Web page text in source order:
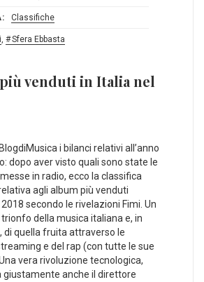
Classifiche
, Sfera Ebbasta
venduti in Italia nel
i bilanci relativi all’anno
dopo aver visto quali sono state le
in radio, ecco la classifica
agli album più venduti
secondo le rivelazioni Fimi. Un
della musica italiana e, in
di quella fruita attraverso le
e del rap (con tutte le sue
vera rivoluzione tecnologica,
giustamente anche il direttore